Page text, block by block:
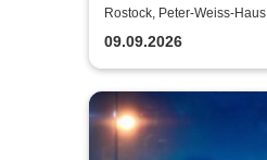
Action presents
Rostock, Peter-Weiss-Haus
09.09.2026